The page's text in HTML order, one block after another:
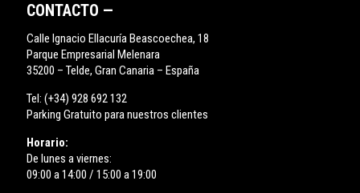
CONTACTO —
Calle Ignacio Ellacuría Beascoechea, 18
Parque Empresarial Melenara
35200 – Telde, Gran Canaria – España
Tel: (+34) 928 692 132
Parking Gratuito para nuestros clientes
Horario:
De lunes a viernes:
09:00 a 14:00 / 15:00 a 19:00